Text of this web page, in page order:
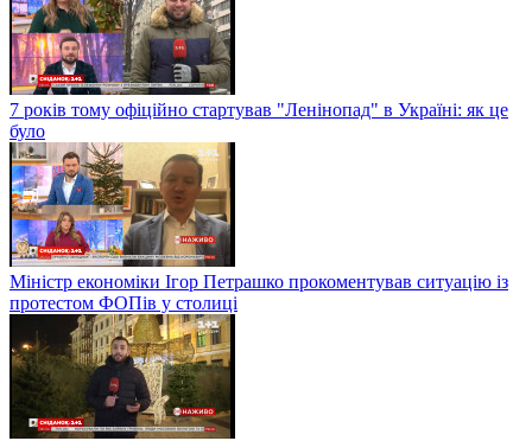
7 років тому офіційно стартував "Ленінопад" в Україні: як це
було
Міністр економіки Ігор Петрашко прокоментував ситуацію із
протестом ФОПів у столиці